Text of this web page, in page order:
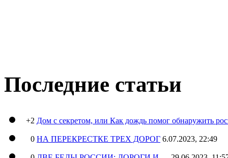
Последние статьи
+2 Дом с секретом, или Как дождь помог обнаружить
0 НА ПЕРЕКРЕСТКЕ ТРЕХ ДОРОГ 6.07.2023, 22:49